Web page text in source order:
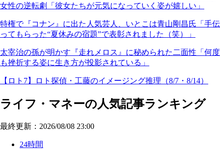
女性の逆転劇「彼女たちが元気になっていく姿が嬉しい」
特権で『コナン』に出た人気芸人、いとこは青山剛昌氏「手伝
ってもらった“夏休みの宿題”で表彰されました（笑）」
太宰治の孫が明かす『走れメロス』に秘められた二面性「何度
も挫折する姿に生き方が投影されている」
【ロト7】ロト探偵・工藤のイメージング推理（8/7・8/14）
ライフ・マネーの人気記事ランキング
最終更新：2026/08/08 23:00
24時間